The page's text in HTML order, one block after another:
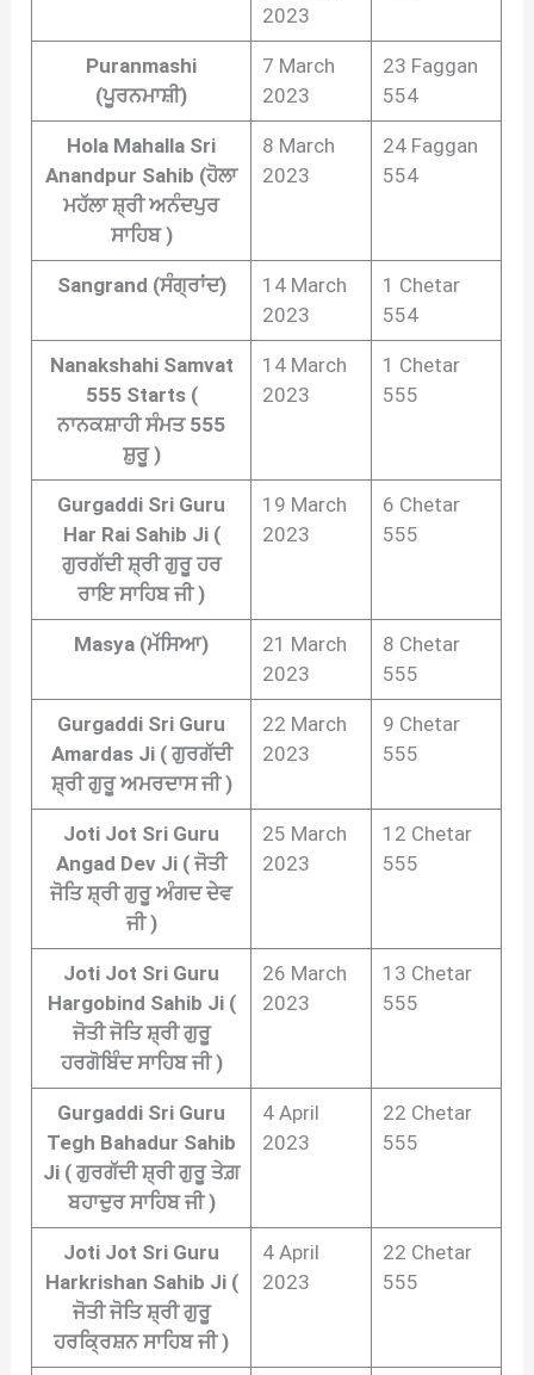
2023
Puranmashi
(ਪੂਰਨਮਾਸ਼ੀ)
7 March
2023
23 Faggan
554
Hola Mahalla Sri
Anandpur Sahib (ਹੋਲਾ
ਮਹੱਲਾ ਸ਼੍ਰੀ ਅਨੰਦਪੁਰ
ਸਾਹਿਬ )
8 March
2023
24 Faggan
554
Sangrand (ਸੰਗ੍ਰਾਂਦ)
14 March
2023
1 Chetar
554
Nanakshahi Samvat
555 Starts (
ਨਾਨਕਸ਼ਾਹੀ ਸੰਮਤ 555
ਸ਼ੁਰੂ )
14 March
2023
1 Chetar
555
Gurgaddi Sri Guru
Har Rai Sahib Ji (
ਗੁਰਗੱਦੀ ਸ਼੍ਰੀ ਗੁਰੂ ਹਰ
ਰਾਇ ਸਾਹਿਬ ਜੀ )
19 March
2023
6 Chetar
555
Masya (ਮੱਸਿਆ)
21 March
2023
8 Chetar
555
Gurgaddi Sri Guru
Amardas Ji ( ਗੁਰਗੱਦੀ
ਸ਼੍ਰੀ ਗੁਰੂ ਅਮਰਦਾਸ ਜੀ )
22 March
2023
9 Chetar
555
Joti Jot Sri Guru
Angad Dev Ji ( ਜੋਤੀ
ਜੋਤਿ ਸ਼੍ਰੀ ਗੁਰੂ ਅੰਗਦ ਦੇਵ
ਜੀ )
25 March
2023
12 Chetar
555
Joti Jot Sri Guru
Hargobind Sahib Ji (
ਜੋਤੀ ਜੋਤਿ ਸ਼੍ਰੀ ਗੁਰੂ
ਹਰਗੋਬਿੰਦ ਸਾਹਿਬ ਜੀ )
26 March
2023
13 Chetar
555
Gurgaddi Sri Guru
Tegh Bahadur Sahib
Ji ( ਗੁਰਗੱਦੀ ਸ਼੍ਰੀ ਗੁਰੂ ਤੇਗ਼
ਬਹਾਦੁਰ ਸਾਹਿਬ ਜੀ )
4 April
2023
22 Chetar
555
Joti Jot Sri Guru
Harkrishan Sahib Ji (
ਜੋਤੀ ਜੋਤਿ ਸ਼੍ਰੀ ਗੁਰੂ
ਹਰਕ੍ਰਿਸ਼ਨ ਸਾਹਿਬ ਜੀ )
4 April
2023
22 Chetar
555